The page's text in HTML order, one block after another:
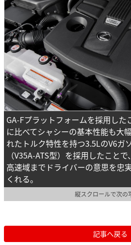
GA-Fプラットフォームを採用した
に比べてシャシーの基本性能も大
れたトルク特性を持つ3.5LのV6ガ
（V35A-ATS型）を採用したこと
高速域までドライバーの意思を忠
くれる。
縦スクロールで次の
記事へ戻る